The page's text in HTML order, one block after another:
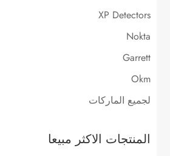
XP Detectors
Nokta
Garrett
Okm
لجميع الماركات
المنتجات الاكثر مبيعا